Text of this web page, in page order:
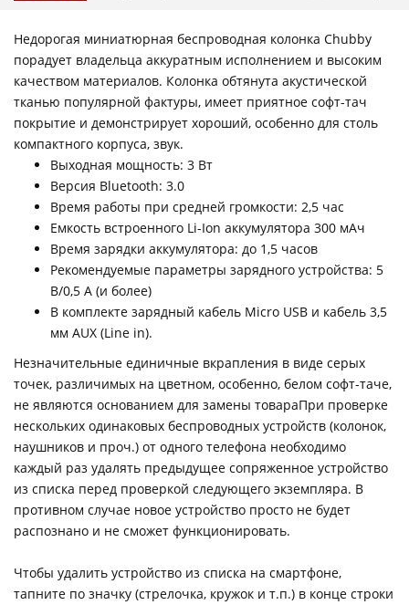
Недорогая миниатюрная беспроводная колонка Chubby
порадует владельца аккуратным исполнением и высоким
качеством материалов. Колонка обтянута акустической
тканью популярной фактуры, имеет приятное софт-тач
покрытие и демонстрирует хороший, особенно для столь
компактного корпуса, звук.
Выходная мощность: 3 Вт
Версия Bluetooth: 3.0
Время работы при средней громкости: 2,5 час
Емкость встроенного Li-Ion аккумулятора 300 мАч
Время зарядки аккумулятора: до 1,5 часов
Рекомендуемые параметры зарядного устройства: 5
В/0,5 А (и более)
В комплекте зарядный кабель Micro USB и кабель 3,5
мм AUX (Line in).
Незначительные единичные вкрапления в виде серых
точек, различимых на цветном, особенно, белом софт-таче,
не являются основанием для замены товараПри проверке
нескольких одинаковых беспроводных устройств (колонок,
наушников и проч.) от одного телефона необходимо
каждый раз удалять предыдущее сопряженное устройство
из списка перед проверкой следующего экземпляра. В
противном случае новое устройство просто не будет
распознано и не сможет функционировать.
Чтобы удалить устройство из списка на смартфоне,
тапните по значку (стрелочка, кружок и т.п.) в конце строки